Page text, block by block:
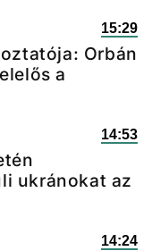
15:29
Orbán
a
14:53
ukránokat az
14:24